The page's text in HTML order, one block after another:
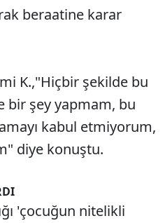
beraatine karar
K.,"Hiçbir şekilde bu
bir şey yapmam, bu
kabul etmiyorum,
diye konuştu.
'çocuğun nitelikli